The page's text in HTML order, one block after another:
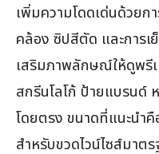
เพิ่มความโดดเด่นด้วยก
คล้อง ซิปสีตัด และการ
เสริมภาพลักษณ์ให้ดูพรี
สกรีนโลโก้ ป้ายแบรนด์
โดยตรง ขนาดที่แนะนำ
สำหรับขวดไวน์ไซส์มาต